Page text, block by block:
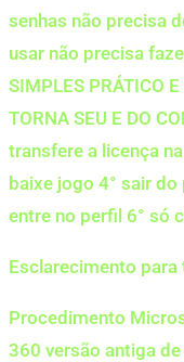
senhas não precisa
usar não precisa
SIMPLES PRÁTICO
TORNA SEU E DO
transfere a licença
baixe jogo 4° sair
entre no perfil 6° só
Esclarecimento
Procedimento
360 versão antiga